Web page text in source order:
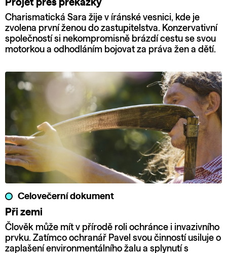
Projet přes překážky
Charismatická Sara žije v íránské vesnici, kde je
zvolena první ženou do zastupitelstva. Konzervativní
společností si nekompromisně brázdí cestu se svou
motorkou a odhodláním bojovat za práva žen a dětí.
Celovečerní dokument
Při zemi
Člověk může mít v přírodě roli ochránce i invazivního
prvku. Zatímco ochranář Pavel svou činností usiluje o
zaplašení environmentálního žalu a splynutí s